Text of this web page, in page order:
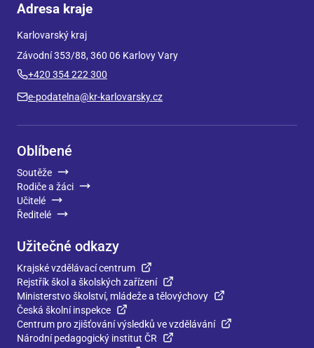
Adresa kraje
Karlovarský kraj
Závodní 353/88, 360 06 Karlovy Vary
+420 354 222 300
e-podatelna@kr-karlovarsky.cz
Oblíbené
Soutěže
Rodiče a žáci
Učitelé
Ředitelé
Užitečné odkazy
Krajské vzdělávací centrum
Rejstřík škol a školských zařízení
Ministerstvo školství, mládeže a tělovýchovy
Česká školní inspekce
Centrum pro zjišťování výsledků ve vzdělávání
Národní pedagogický institut ČR